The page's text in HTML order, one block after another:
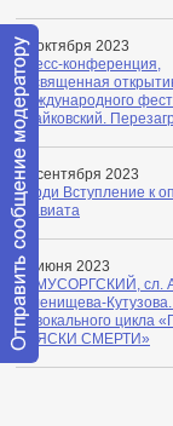
13 октября 2023
Пресс-конференция,
посвященная
Международного
«Чайковский.
08 сентября 2023
Верди Вступление к
Травиата
30 июня 2023
М. МУСОРГСКИЙ, сл.
Голенищева-
из вокального цикла
ПЛЯСКИ СМЕРТИ»
Отправить